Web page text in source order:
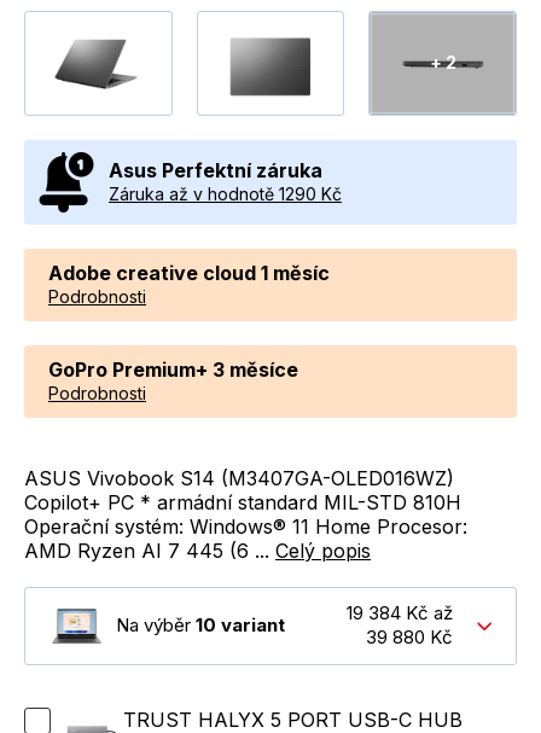
+ 2
Asus Perfektní záruka
Záruka až v hodnotě 1290 Kč
Adobe creative cloud 1 měsíc
Podrobnosti
GoPro Premium+ 3 měsíce
Podrobnosti
ASUS Vivobook S14 (M3407GA-OLED016WZ)
Copilot+ PC * armádní standard MIL-STD 810H
Operační systém: Windows® 11 Home Procesor:
AMD Ryzen AI 7 445 (6 ... Celý popis
Na výběr 10 variant
19 384 Kč až
39 880 Kč
TRUST HALYX 5 PORT USB-C HUB